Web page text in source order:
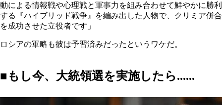
動による情報戦や心理戦と軍事力を組み合わせて鮮やかに勝利
する『ハイブリッド戦争』を編み出した人物で、クリミア併合
を成功させた立役者です」
ロシアの軍略も彼は予習済みだったというワケだ。
■もし今、大統領選を実施したら......